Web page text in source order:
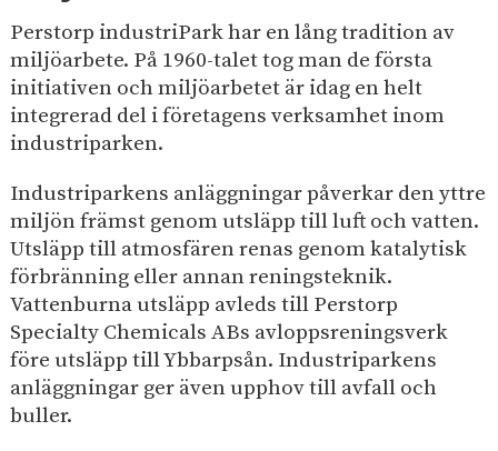
h
å
l
l
e
t
n
d
u
s
t
i
p
a
r
k
Perstorp industriPark har en lång tradition av
miljöarbete. På 1960-talet tog man de första
initiativen och miljöarbetet är idag en helt
integrerad del i företagens verksamhet inom
industriparken.
Industriparkens anläggningar påverkar den yttre
miljön främst genom utsläpp till luft och vatten.
Utsläpp till atmosfären renas genom katalytisk
förbränning eller annan reningsteknik.
Vattenburna utsläpp avleds till Perstorp
Specialty Chemicals ABs avloppsreningsverk
före utsläpp till Ybbarpsån. Industriparkens
anläggningar ger även upphov till avfall och
buller.